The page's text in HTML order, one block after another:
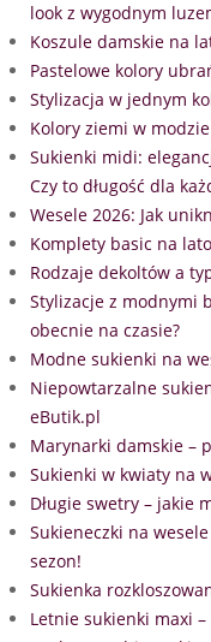
look z wygodnym
Koszule damskie na
Pastelowe kolory
Stylizacja w jednym
Kolory ziemi w
Sukienki midi:
Czy to długość dla
Wesele 2026: Jak
Komplety basic na
Rodzaje dekoltów a
Stylizacje z modnymi
obecnie na czasie?
Modne sukienki na
Niepowtarzalne
eButik.pl
Marynarki damskie –
Sukienki w kwiaty na
Długie swetry – jakie
Sukieneczki na
sezon!
Sukienka
Letnie sukienki maxi